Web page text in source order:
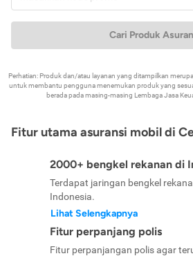
Cari Produk
Perhatian: Produk dan/atau layanan yang ditampilkan
untuk membantu pengguna menemukan produk yang
berada pada masing-masing Lembaga Jasa
Fitur utama asuransi mobil di
2000+ bengkel rekanan di
Terdapat jaringan bengkel
Indonesia.
Lihat Selengkapnya
Fitur perpanjang polis
Fitur perpanjangan polis agar